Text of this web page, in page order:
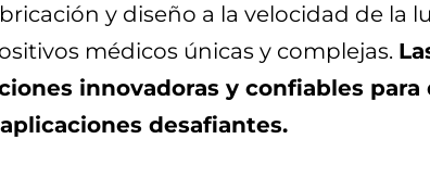
y diseño a la velocidad de la
médicos únicas y complejas.
innovadoras y confiables para
desafiantes.